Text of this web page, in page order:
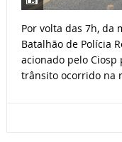
Por volta das 7h, da
Batalhão de Polícia
acionado pelo
trânsito ocorrido na